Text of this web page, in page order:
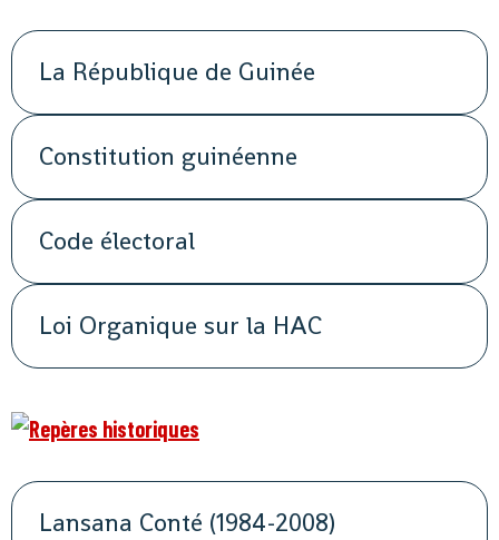
La République de Guinée
Constitution guinéenne
Code électoral
Loi Organique sur la HAC
Lansana Conté (1984-2008)